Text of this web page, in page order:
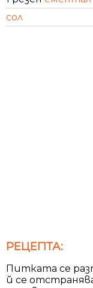
сол
РЕЦЕПТА:
Питката се
й се